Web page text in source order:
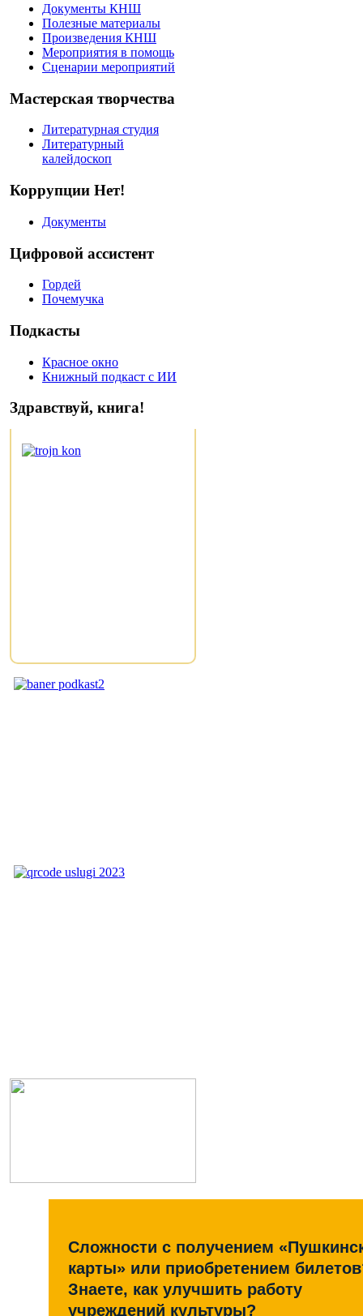
Документы КНШ
Полезные материалы
Произведения КНШ
Мероприятия в помощь
Сценарии мероприятий
Мастерская творчества
Литературная студия
Литературный
калейдоскоп
Коррупции Нет!
Документы
Цифровой ассистент
Гордей
Почемучка
Подкасты
Красное окно
Книжный подкаст с ИИ
Здравствуй, книга!
Сложности с получением
карты» или приобретением
Знаете, как улучшить работу
учреждений культуры?